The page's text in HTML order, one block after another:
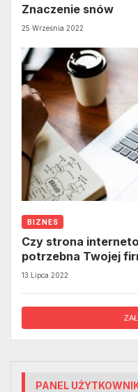
Znaczenie snów
25 Września 2022
BIZNES
Czy strona
potrzebna Twojej
13 Lipca 2022
PANEL